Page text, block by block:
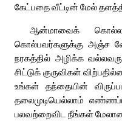
கேட்பதை வீட்டின் மேல்
ஆன்மாவைக்
கொல்பவர்களுக்கு அஞ்ச
நரகத்தில் அழிக்க
சிட்டுக் குருவிகள்
உங்கள் தந்தையின்
தலைமுடியெல்லாம்
பலவற்றைவிட நீங்கள்